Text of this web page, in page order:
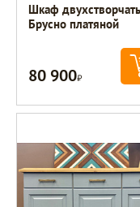
Шкаф
Брусно платяной
80 900Р